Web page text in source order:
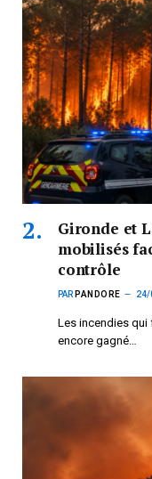
Gironde et
mobilisés
contrôle
PAR PANDORE 24/
Les incendies qui
encore gagné…